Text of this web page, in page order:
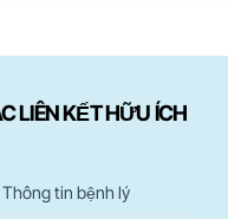
LIÊN KẾT HỮU ÍCH
Thông tin bệnh lý